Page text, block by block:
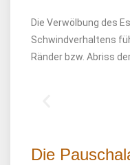
Die Verwölbung des
Schwindverhaltens
Ränder bzw. Abriss
Die